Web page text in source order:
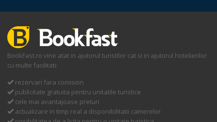
BookFast.ro vine atat in ajutorul turistilor cat si in ajutorul hotelierilor
cu multe facilitati:
rezervari fara comision
publicitate gratuita pentru unitatile turistice
cele mai avantajoase preturi
actualizare in timp real a disponibilitatii camerelor